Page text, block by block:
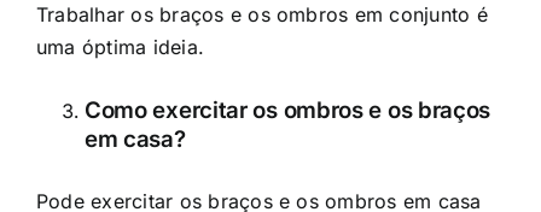
Trabalhar os braços e os ombros em conjunto é
uma óptima ideia.
Como exercitar os ombros e os braços
em casa?
Pode exercitar os braços e os ombros em casa